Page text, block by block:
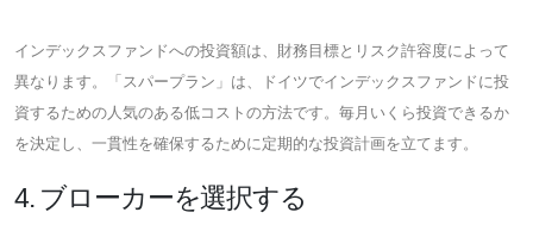
インデックスファンドへの投資額は、財務目標とリスク許容度によって
異なります。「スパープラン」は、ドイツでインデックスファンドに投
資するための人気のある低コストの方法です。毎月いくら投資できるか
を決定し、一貫性を確保するために定期的な投資計画を立てます。
4. ブローカーを選択する